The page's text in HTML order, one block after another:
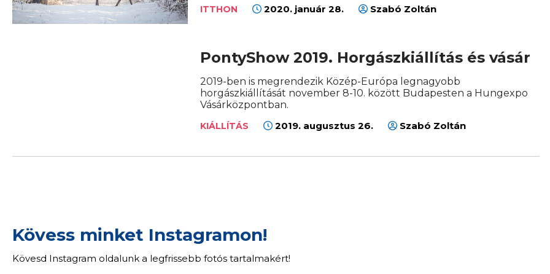
ITTHON 2020. január 28. Szabó Zoltán
PontyShow 2019. Horgászkiállítás és vásár
2019-ben is megrendezik Közép-Európa legnagyobb
horgászkiállítását november 8-10. között Budapesten a Hungexpo
Vásárközpontban.
KIÁLLÍTÁS 2019. augusztus 26. Szabó Zoltán
Kövess minket Instagramon!
Kövesd Instagram oldalunk a legfrissebb fotós tartalmakért!